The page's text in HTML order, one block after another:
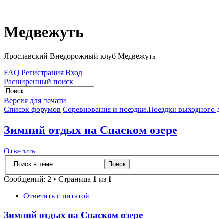
Медвежуть
Ярославский Внедорожный клуб Медвежуть
FAQ Регистрация Вход
Расширенный поиск
Версия для печати
Список форумов Соревнования и поездки.Поездки выходного
Зимний отдых на Спаском озере
Ответить
Сообщений: 2 • Страница 1 из 1
Ответить с цитатой
Зимний отдых на Спаском озере